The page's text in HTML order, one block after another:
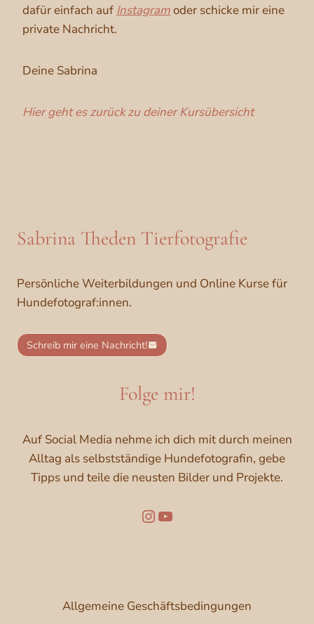
dafür einfach auf Instagramoder schicke mir eine
private Nachricht.
Deine Sabrina
Hier geht es zurück zu deiner Kursübersicht
Sabrina Theden Tierfotografie
Persönliche Weiterbildungen und Online Kurse für
Hundefotograf:innen.
Schreib mir eine Nachricht!
Folge mir!
Auf Social Media nehme ich dich mit durch meinen
Alltag als selbstständige Hundefotografin, gebe
Tipps und teile die neusten Bilder und Projekte.
Folge mir auf Instagram
YouTube
Allgemeine Geschäftsbedingungen